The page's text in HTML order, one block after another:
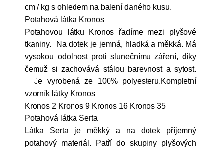
cm / kg s ohledem na balení daného kusu.
Potahová látka Kronos
Potahovou látku Kronos řadíme mezi plyšové
tkaniny. Na dotek je jemná, hladká a měkká. Má
vysokou odolnost proti slunečnímu záření, díky
čemuž si zachovává stálou barevnost a sytost.
Je vyrobená ze 100% polyesteru.Kompletní
vzorník látky Kronos
Kronos 2 Kronos 9 Kronos 16 Kronos 35
Potahová látka Serta
Látka Serta je měkký a na dotek příjemný
potahový materiál. Patří do skupiny plyšových